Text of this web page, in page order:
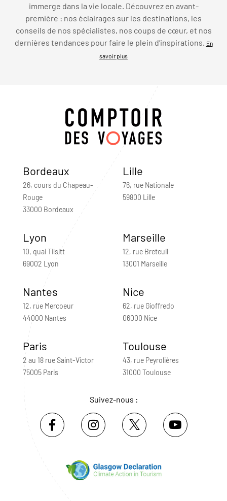
immerge dans la vie locale. Découvrez en avant-
première : nos éclairages sur les destinations, les
conseils de nos spécialistes, nos coups de cœur, et nos
dernières tendances pour faire le plein d’inspirations.
En
savoir plus
Bordeaux
26, cours du Chapeau-
Rouge
33000 Bordeaux
Lille
76, rue Nationale
59800 Lille
Lyon
10, quai Tilsitt
69002 Lyon
Marseille
12, rue Breteuil
13001 Marseille
Nantes
12, rue Mercoeur
44000 Nantes
Nice
62, rue Gioffredo
06000 Nice
Paris
2 au 18 rue Saint-Victor
75005 Paris
Toulouse
43, rue Peyrolières
31000 Toulouse
Suivez-nous :